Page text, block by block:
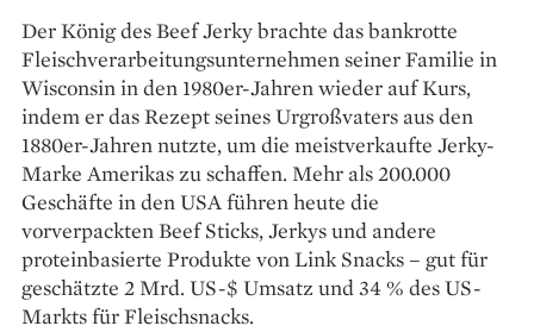
Der König des Beef Jerky brachte das bankrotte
Fleischverarbeitungs­unternehmen seiner Familie in
Wisconsin in den 1980er-Jahren wieder auf Kurs,
indem er das Rezept seines Urgroßvaters aus den
1880er-Jahren nutzte, um die meistverkaufte Jerky-
Marke Amerikas zu schaffen. Mehr als 200.000
Geschäfte in den USA führen heute die
vorverpackten Beef Sticks, Jerkys und andere
proteinbasierte Produkte von Link Snacks – gut für
geschätzte 2 Mrd. US-$ Umsatz und 34 % des US-
Markts für Fleischsnacks.